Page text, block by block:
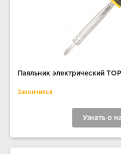
Паяльник электрический
Закончился
Узнать о